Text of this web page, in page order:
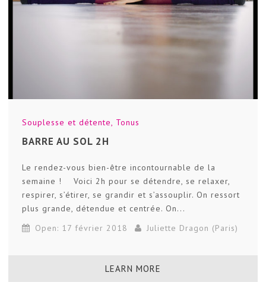
Souplesse et détente, Tonus
BARRE AU SOL 2H
Le rendez-vous bien-être incontournable de la
semaine ! Voici 2h pour se détendre, se relaxer,
respirer, s’étirer, se grandir et s’assouplir. On ressort
plus grande, détendue et centrée. On...
Open: 17 février 2018
Juliette Dragon (Paris)
LEARN MORE